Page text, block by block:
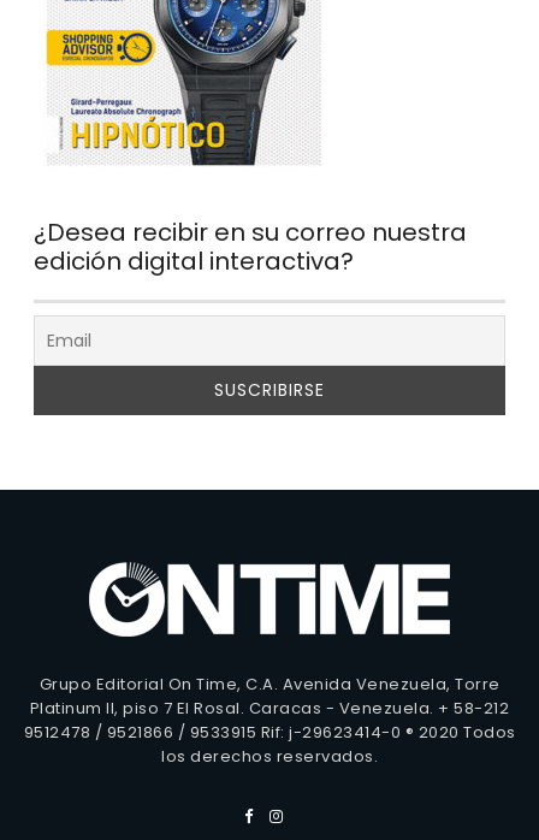
¿Desea recibir en su correo nuestra
edición digital interactiva?
Grupo Editorial On Time, C.A. Avenida Venezuela, Torre
Platinum II, piso 7 El Rosal. Caracas - Venezuela. + 58-212
9512478 / 9521866 / 9533915 Rif: j-29623414-0 ® 2020 Todos
los derechos reservados.